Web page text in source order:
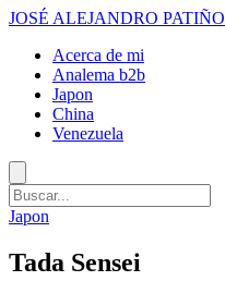
JOSÉ ALEJANDRO PATIÑO
Acerca de mi
Analema b2b
Japon
China
Venezuela
Japon
Tada Sensei